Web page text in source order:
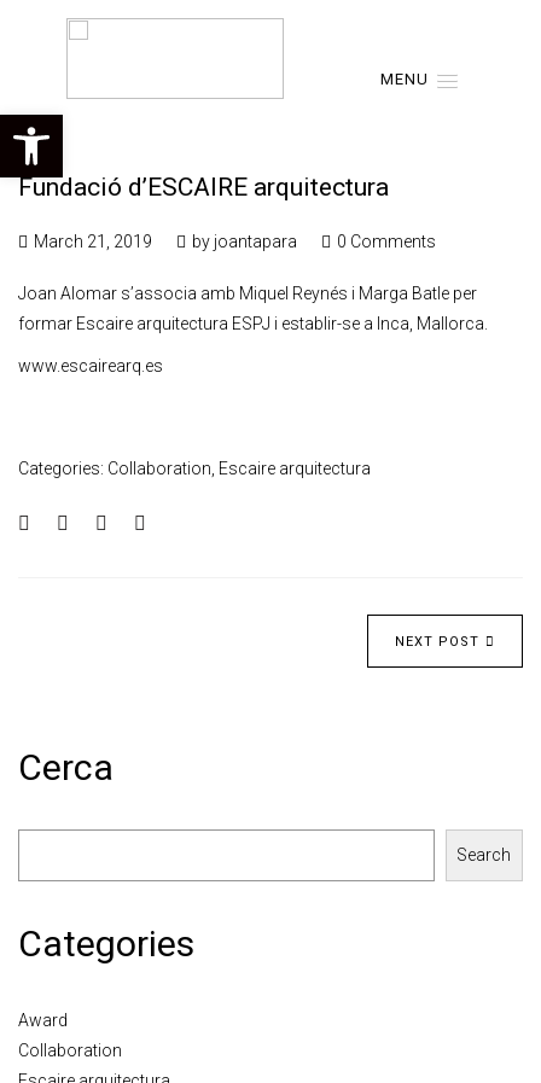
Open toolbar
MENU
Fundació d’ESCAIRE arquitectura
March 21, 2019 by joantapara 0 Comments
Joan Alomar s’associa amb Miquel Reynés i Marga Batle per
formar Escaire arquitectura ESPJ i establir-se a Inca, Mallorca.
www.escairearq.es
Categories: Collaboration Escaire arquitectura
NEXT POST
Cerca
Search
Categories
Award
Collaboration